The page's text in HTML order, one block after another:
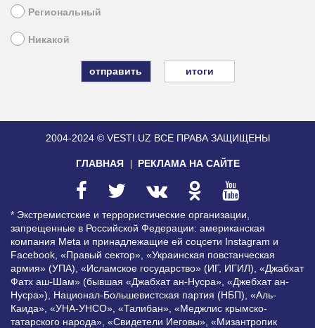
Региональный
Никакой
итоги
2004-2024 © VESTI.UZ ВСЕ ПРАВА ЗАЩИЩЕНЫ
ГЛАВНАЯ РЕКЛАМА НА САЙТЕ
* Экстремистские и террористические организации,
запрещенные в Российской Федерации: американская
компания Meta и принадлежащие ей соцсети Instagram и
Facebook, «Правый сектор», «Украинская повстанческая
армия» (УПА), «Исламское государство» (ИГ, ИГИЛ), «Джабхат
Фатх аш-Шам» (бывшая «Джабхат ан-Нусра», «Джебхат ан-
Нусра»), Национал-Большевистская партия (НБП), «Аль-
Каида», «УНА-УНСО», «Талибан», «Меджлис крымско-
татарского народа», «Свидетели Иеговы», «Мизантропик